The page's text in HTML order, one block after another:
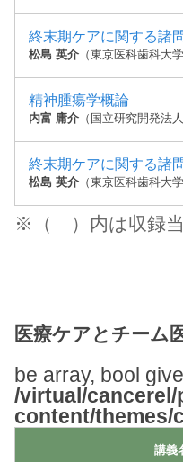
終末期ケアに関する諸
松島 英介 （東京医科歯科大
精神腫瘍学概論
内富 庸介 （国立研究開発法
終末期ケアに関する諸
松島 英介 （東京医科歯科大
※（ ）内は収録
医療ケアとチーム
be array, bool
/virtual/
content/themes/
講義